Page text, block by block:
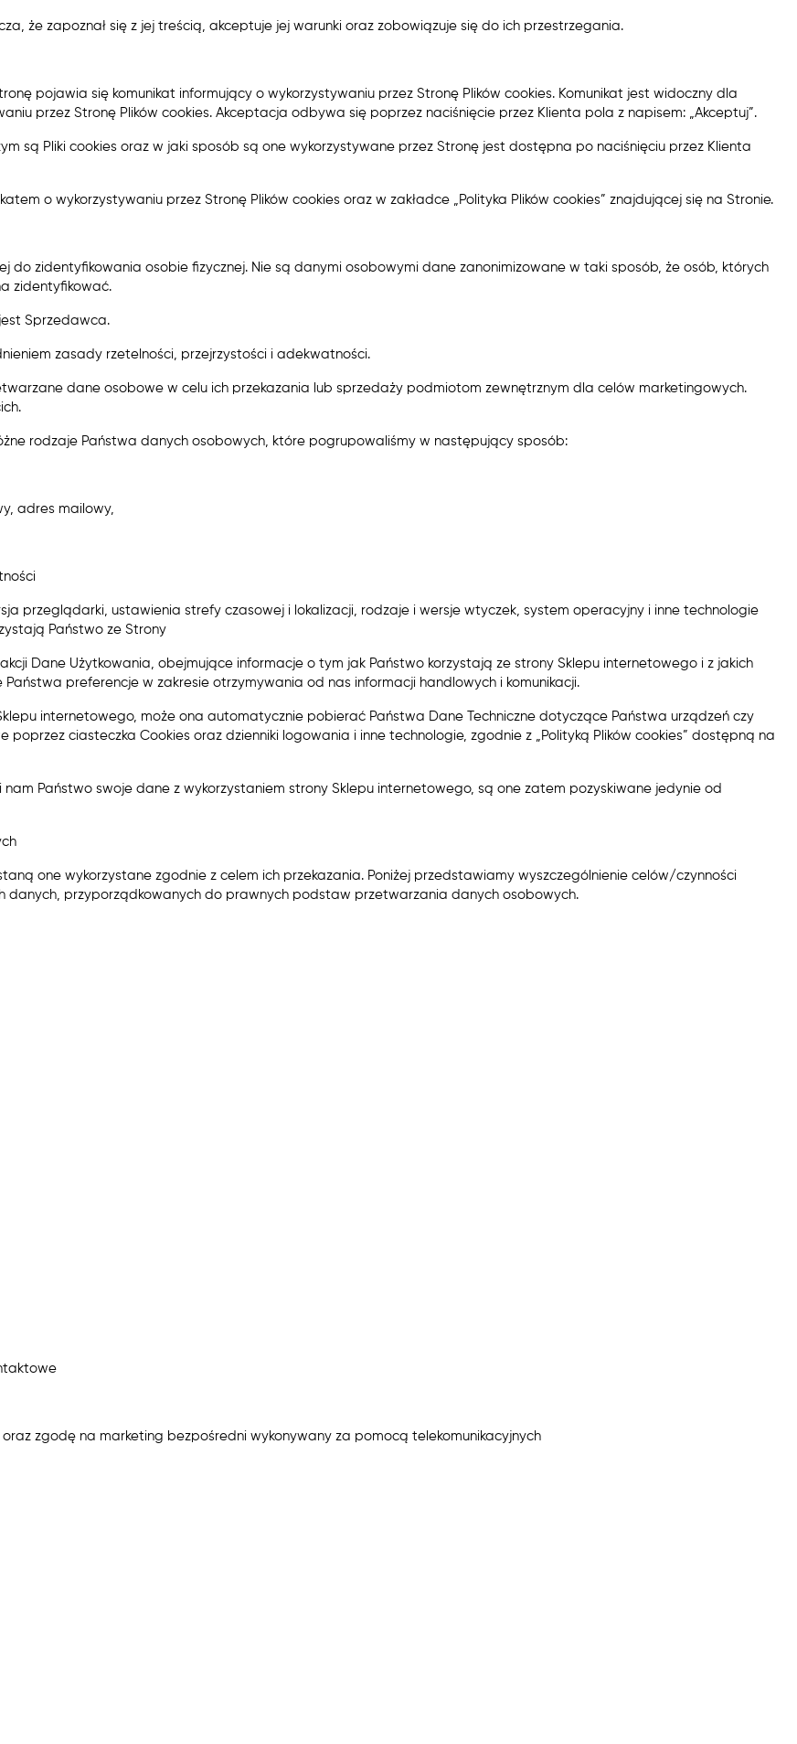
że zapoznał się z jej treścią, akceptuje jej warunki oraz zobowiązuje się do ich przestrzegania.
pojawia się komunikat informujący o wykorzystywaniu przez Stronę Plików cookies. Komunikat jest widoczny dla
przez Stronę Plików cookies. Akceptacja odbywa się poprzez naciśnięcie przez Klienta pola z napisem: „Akceptuj”.
są Pliki cookies oraz w jaki sposób są one wykorzystywane przez Stronę jest dostępna po naciśnięciu przez Klienta
o wykorzystywaniu przez Stronę Plików cookies oraz w zakładce „Polityka Plików cookies” znajdującej się na Stronie.
do zidentyfikowania osobie fizycznej. Nie są danymi osobowymi dane zanonimizowane w taki sposób, że osób, których
zidentyfikować.
Sprzedawca.
zasady rzetelności, przejrzystości i adekwatności.
dane osobowe w celu ich przekazania lub sprzedaży podmiotom zewnętrznym dla celów marketingowych.
rodzaje Państwa danych osobowych, które pogrupowaliśmy w następujący sposób:
adres mailowy,
przeglądarki, ustawienia strefy czasowej i lokalizacji, rodzaje i wersje wtyczek, system operacyjny i inne technologie
Państwo ze Strony
Dane Użytkowania​, obejmujące informacje o tym jak Państwo korzystają ze strony Sklepu internetowego i z jakich
preferencje w zakresie otrzymywania od nas informacji handlowych i komunikacji.
internetowego, może ona automatycznie pobierać Państwa Dane Techniczne dotyczące Państwa urządzeń czy
ciasteczka Cookies oraz dzienniki logowania i inne technologie, zgodnie z „Polityką Plików cookies” dostępną na
Państwo swoje dane z wykorzystaniem strony Sklepu internetowego, są one zatem pozyskiwane jedynie od
one wykorzystane zgodnie z celem ich przekazania. Poniżej przedstawiamy wyszczególnienie celów/czynności
danych, przyporządkowanych do prawnych podstaw przetwarzania danych osobowych.
zgodę na marketing bezpośredni wykonywany za pomocą telekomunikacyjnych